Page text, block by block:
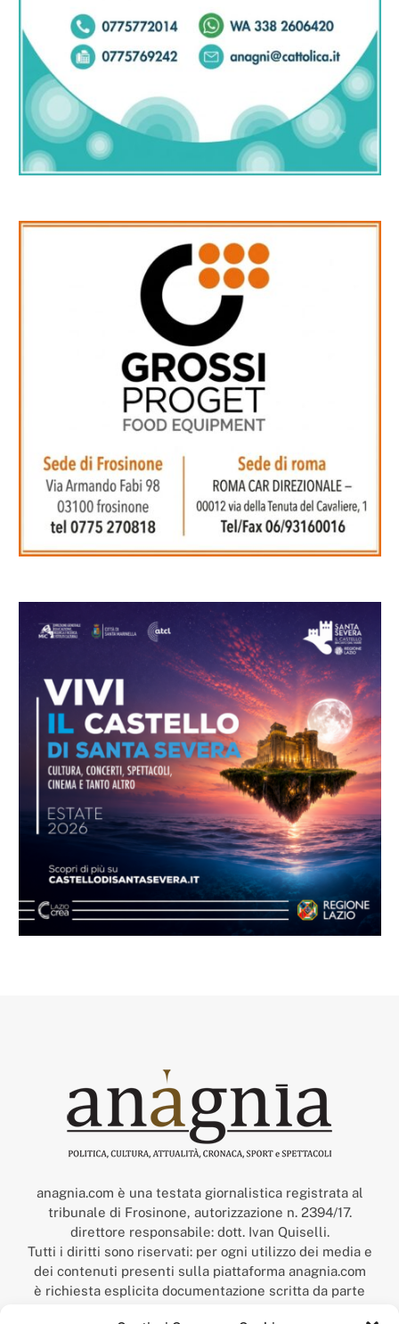
anagnia.com è una testata giornalistica registrata al
tribunale di Frosinone, autorizzazione n. 2394/17.
direttore responsabile: dott. Ivan Quiselli.
Tutti i diritti sono riservati: per ogni utilizzo dei media e
dei contenuti presenti sulla piattaforma anagnia.com
è richiesta esplicita documentazione scritta da parte